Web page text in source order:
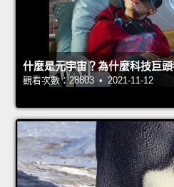
什麼是元宇宙？為什麼科技巨
觀看次數：28803 • 2021-11-12